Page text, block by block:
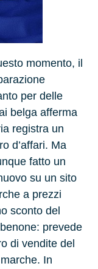
momento, il
per delle
belga afferma
registra un
d’affari. Ma
fatto un
su un sito
a prezzi
sconto del
prevede
di vendite del
In